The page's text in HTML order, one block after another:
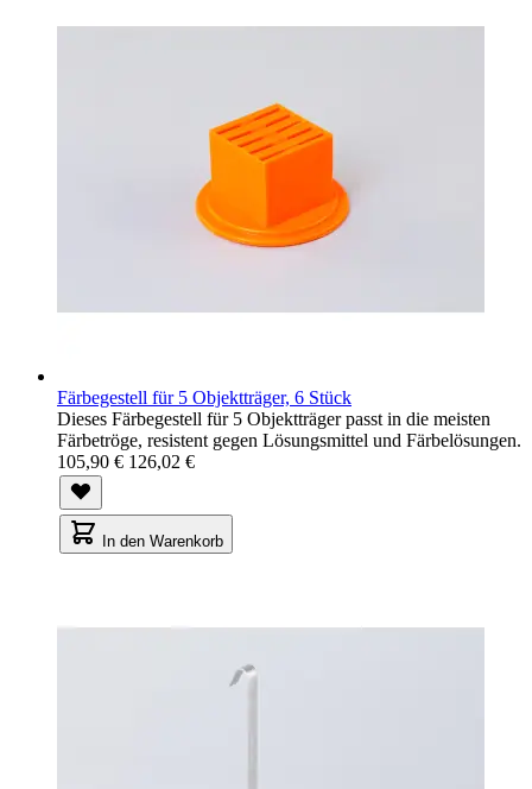
Färbegestell für 5 Objektträger, 6 Stück
Dieses Färbegestell für 5 Objektträger passt in die meisten
Färbetröge, resistent gegen Lösungsmittel und Färbelösungen.
105,90 € 126,02 €
In den Warenkorb